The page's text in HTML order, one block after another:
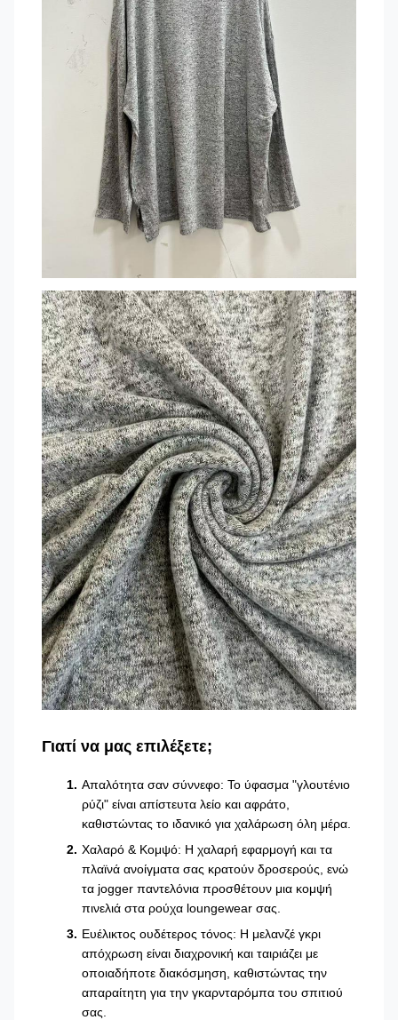
Γιατί να μας επιλέξετε;
Απαλότητα σαν σύννεφο: Το ύφασμα "γλουτένιο
ρύζι" είναι απίστευτα λείο και αφράτο,
καθιστώντας το ιδανικό για χαλάρωση όλη μέρα.
Χαλαρό & Κομψό: Η χαλαρή εφαρμογή και τα
πλαϊνά ανοίγματα σας κρατούν δροσερούς, ενώ
τα jogger παντελόνια προσθέτουν μια κομψή
πινελιά στα ρούχα loungewear σας.
Ευέλικτος ουδέτερος τόνος: Η μελανζέ γκρι
απόχρωση είναι διαχρονική και ταιριάζει με
οποιαδήποτε διακόσμηση, καθιστώντας την
απαραίτητη για την γκαρνταρόμπα του σπιτιού
σας.